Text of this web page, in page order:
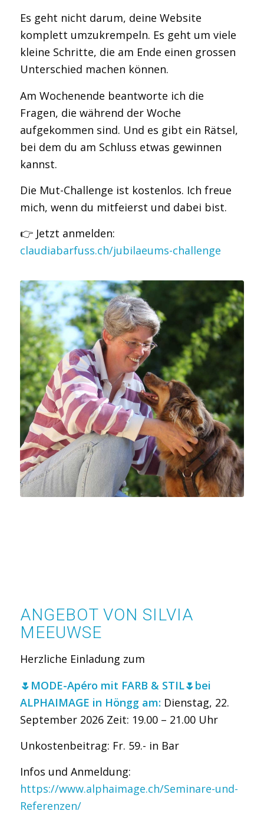
Es geht nicht darum, deine Website
komplett umzukrempeln. Es geht um viele
kleine Schritte, die am Ende einen grossen
Unterschied machen können.
Am Wochenende beantworte ich die
Fragen, die während der Woche
aufgekommen sind. Und es gibt ein Rätsel,
bei dem du am Schluss etwas gewinnen
kannst.
Die Mut-Challenge ist kostenlos. Ich freue
mich, wenn du mitfeierst und dabei bist.
👉 Jetzt anmelden:
claudiabarfuss.ch/jubilaeums-challenge
ANGEBOT VON SILVIA
MEEUWSE
Herzliche Einladung zum
🌷MODE-Apéro mit FARB & STIL🌷bei
ALPHAIMAGE in Höngg am: Dienstag, 22.
September 2026 Zeit: 19.00 – 21.00 Uhr
Unkostenbeitrag: Fr. 59.- in Bar
Infos und Anmeldung:
https://www.alphaimage.ch/Seminare-und-
Referenzen/